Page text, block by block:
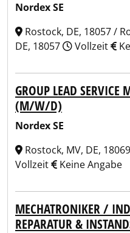
Nordex SE
Rostock, DE, 18057 /
DE, 18057
Vollzeit
GROUP LEAD SERVICE
(M/W/D)
Nordex SE
Rostock, MV, DE,
Vollzeit
Keine Angabe
MECHATRONIKER /
REPARATUR &